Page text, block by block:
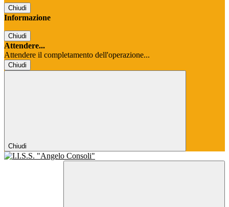
Chiudi
Informazione
Chiudi
Attendere...
Attendere il completamento dell'operazione...
Chiudi
Chiudi